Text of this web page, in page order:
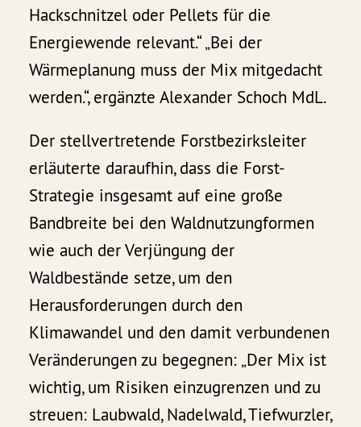
Hackschnitzel oder Pellets für die
Energiewende relevant.“ „Bei der
Wärmeplanung muss der Mix mitgedacht
werden.“, ergänzte Alexander Schoch MdL.
Der stellvertretende Forstbezirksleiter
erläuterte daraufhin, dass die Forst-
Strategie insgesamt auf eine große
Bandbreite bei den Waldnutzungformen
wie auch der Verjüngung der
Waldbestände setze, um den
Herausforderungen durch den
Klimawandel und den damit verbundenen
Veränderungen zu begegnen: „Der Mix ist
wichtig, um Risiken einzugrenzen und zu
streuen: Laubwald, Nadelwald, Tiefwurzler,